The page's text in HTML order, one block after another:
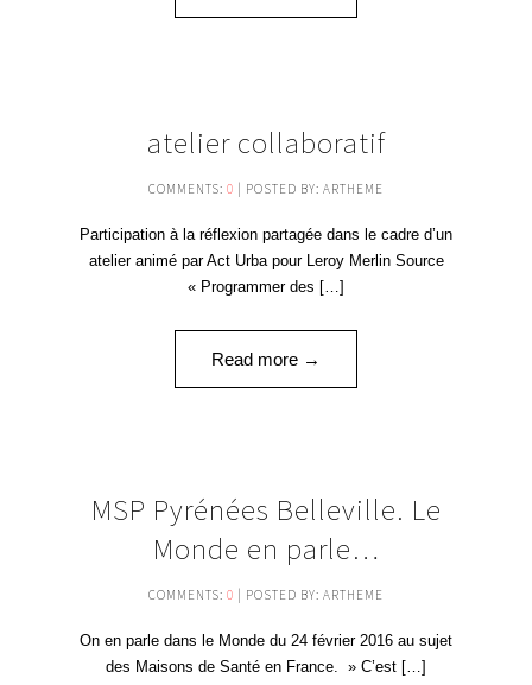
atelier collaboratif
COMMENTS: 0 | POSTED BY: ARTHEME
Participation à la réflexion partagée dans le cadre d’un
atelier animé par Act Urba pour Leroy Merlin Source
« Programmer des […]
Read more →
24
MSP Pyrénées Belleville. Le
Monde en parle…
COMMENTS: 0 | POSTED BY: ARTHEME
On en parle dans le Monde du 24 février 2016 au sujet
des Maisons de Santé en France. » C’est […]